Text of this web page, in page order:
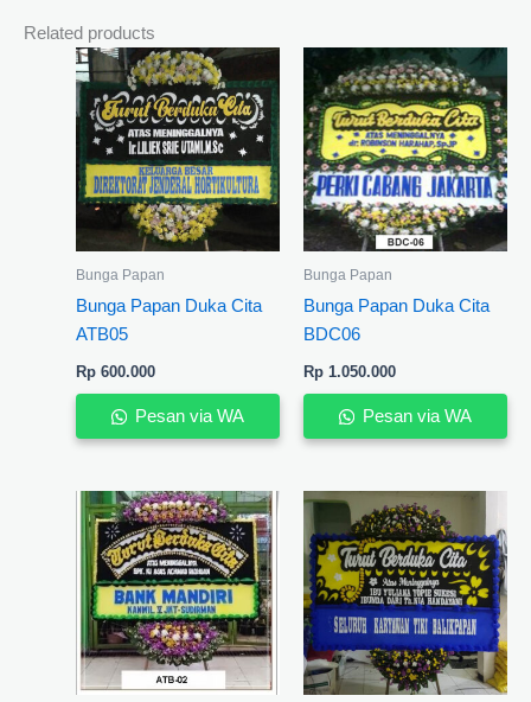
Related products
Bunga Papan
Bunga Papan Duka Cita
ATB05
Rp600.000
Pesan via WA
Bunga Papan
Bunga Papan Duka Cita
BDC06
Rp1.050.000
Pesan via WA